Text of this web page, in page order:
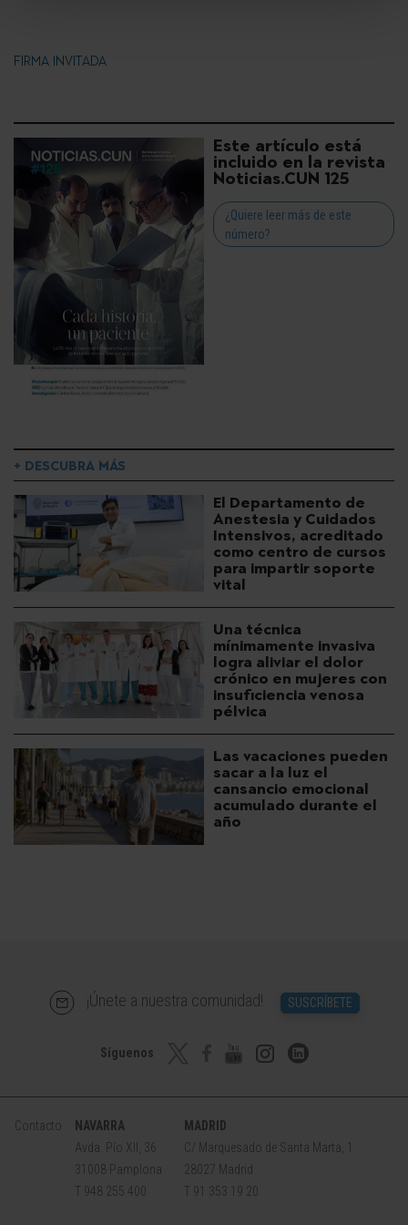
FIRMA INVITADA
Este artículo está
incluido en la revista
Noticias.CUN 125
¿Quiere leer más de este
número?
+ DESCUBRA MÁS
El Departamento de
Anestesia y Cuidados
Intensivos, acreditado
como centro de cursos
para impartir soporte
vital
Una técnica
mínimamente invasiva
logra aliviar el dolor
crónico en mujeres con
insuficiencia venosa
pélvica
Las vacaciones pueden
sacar a la luz el
cansancio emocional
acumulado durante el
año
¡Únete a nuestra comunidad! SUSCRÍBETE
Síguenos
Contacto
NAVARRA
Avda. Pío XII, 36
31008 Pamplona
T 948 255 400
MADRID
C/ Marquesado de Santa Marta, 1
28027 Madrid
T 91 353 19 20